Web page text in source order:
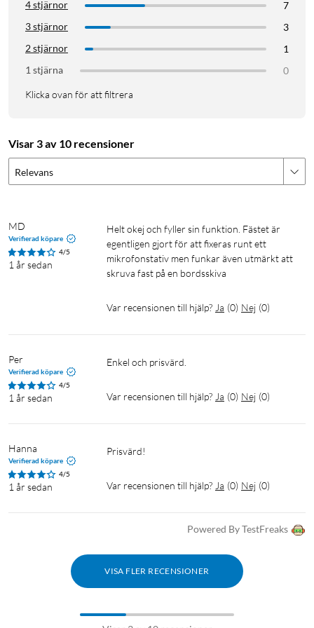
4 stjärnor
7
3 stjärnor
3
2 stjärnor
1
1 stjärna
0
Klicka ovan för att filtrera
Visar 3 av 10 recensioner
Relevans
MD
Verifierad köpare
4/5
1 år sedan
Helt okej och fyller sin funktion. Fästet är
egentligen gjort för att fixeras runt ett
mikrofonstativ men funkar även utmärkt att
skruva fast på en bordsskiva
Var recensionen till hjälp? Ja (0) Nej (0)
Per
Verifierad köpare
4/5
1 år sedan
Enkel och prisvärd.
Var recensionen till hjälp? Ja (0) Nej (0)
Hanna
Verifierad köpare
4/5
1 år sedan
Prisvärd!
Var recensionen till hjälp? Ja (0) Nej (0)
Powered By TestFreaks
VISA FLER RECENSIONER